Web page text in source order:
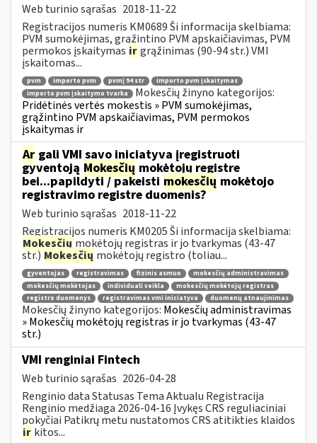
Web turinio sąrašas 2018-11-22
Registracijos numeris KM0689 Ši informacija skelbiama:
PVM sumokėjimas, grąžintino PVM apskaičiavimas, PVM
permokos įskaitymas irgrąžinimas (90-94 str.) VMI
įskaitomas...
pvm importo pvm pvmį 94 str
importo pvm įskaitymas
importo pvm įskaitymo tvarka
Mokesčių žinyno kategorijos:
Pridėtinės vertės mokestis » PVM sumokėjimas,
grąžintino PVM apskaičiavimas, PVM permokos
įskaitymas ir
Ar gali VMI savo iniciatyva įregistruoti
gyventoją Mokesčių mokėtojų registre
bei...papildyti / pakeisti mokesčių mokėtojo
registravimo registre duomenis?
Web turinio sąrašas 2018-11-22
Registracijos numeris KM0205 Ši informacija skelbiama:
Mokesčių mokėtojų registras ir jo tvarkymas (43-47
str.)Mokesčių mokėtojų registro (toliau...
gyventojas registravimas fizinis asmuo
mokesčių administravimas
mokesčių mokėtojas
individuali veikla
mokesčių mokėtojų registras
registro duomenys
registravimas vmi iniciatyva duomenų atnaujinimas
Mokesčių žinyno kategorijos: Mokesčių administravimas
» Mokesčių mokėtojų registras ir jo tvarkymas (43-47
str.)
VMI renginiai Fintech
Web turinio sąrašas 2026-04-28
Renginio data Statusas Tema Aktualu Registracija
Renginio medžiaga 2026-04-16 Įvykęs CRS reguliaciniai
pokyčiai Patikrų metu nustatomos CRS atitikties klaidos
ir kitos...